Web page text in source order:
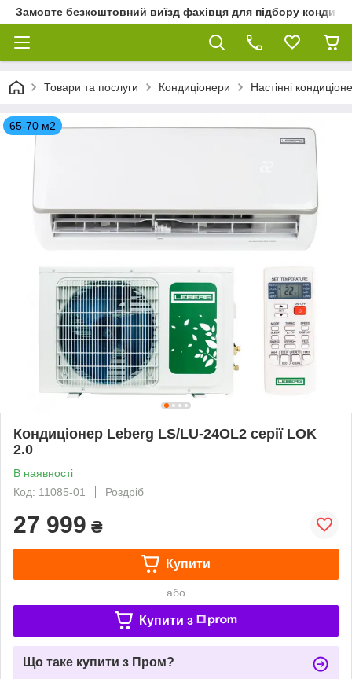
Замовте безкоштовний виїзд фахівця для підбору
Товари та послуги Кондиціонери Настінні
65-70 м2
Кондиціонер Leberg LS/LU-24OL2 серії LOK
2.0
В наявності
Код: 11085-01
Роздріб
27 999 ₴
Купити
або
Купити з
Що таке купити з Пром?